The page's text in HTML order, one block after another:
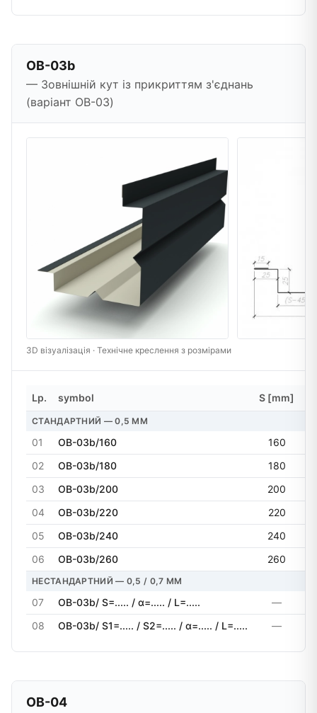
OB-03b
— Зовнішній кут із прикриттям з'єднань
(варіант OB-03)
3D візуалізація · Технічне креслення з розмірами
Lp. symbol S [mm]
СТАНДАРТНИЙ — 0,5 MM
01 OB-03b/160 160
02
OB-03b/180 180
03
OB-03b/200 200
04
OB-03b/220 220
05
OB-03b/240 240
06
OB-03b/260 260
НЕСТАНДАРТНИЙ — 0,5 / 0,7 MM
07 OB-03b/ S=..... / α=..... / L=..... —
08
OB-03b/ S1=..... / S2=..... / α=..... / L=..... —
OB-04